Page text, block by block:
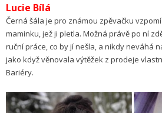
Lucie Bílá
Černá šála je pro známou zpěvačku
maminku, jež ji pletla. Možná právě po ní
ruční práce, co by jí nešla, a nikdy neváhá
jako když věnovala výtěžek z prodeje
Bariéry.